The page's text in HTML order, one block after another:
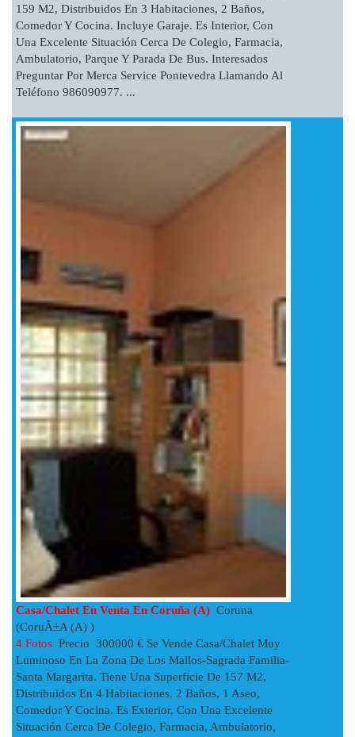
159 M2, Distribuidos En 3 Habitaciones, 2 Baños,
Comedor Y Cocina. Incluye Garaje. Es Interior, Con
Una Excelente Situación Cerca De Colegio, Farmacia,
Ambulatorio, Parque Y Parada De Bus. Interesados
Preguntar Por Merca Service Pontevedra Llamando Al
Teléfono 986090977. ...
Casa/chalet En Venta En Coruña (a) Coruna
(CoruÃ±a (A) )
4 Fotos Precio 300000 € Se Vende Casa/chalet Muy
Luminoso En La Zona De Los Mallos-Sagrada Familia-
Santa Margarita. Tiene Una Superficie De 157 M2,
Distribuidos En 4 Habitaciones, 2 Baños, 1 Aseo,
Comedor Y Cocina. Es Exterior, Con Una Excelente
Situación Cerca De Colegio, Farmacia, Ambulatorio,